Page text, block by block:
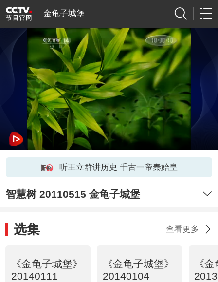
金龟子城堡
听王立群讲历史 千古一帝秦始皇
智慧树 20110515 金龟子城堡
选集 查看更多
《金龟子城堡》
20140111
《金龟子城堡》
20140104
《